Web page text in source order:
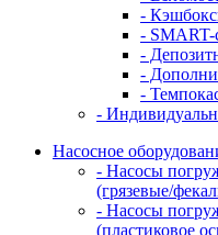
-
-
-
-
-
-
Насосное
- Насосы
(грязевые/
- Насосы
(пластиковое